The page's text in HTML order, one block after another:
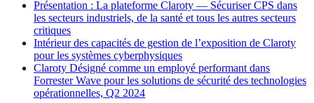
Présentation : La plateforme Claroty — Sécuriser CPS dans
les secteurs industriels, de la santé et tous les autres secteurs
critiques
Intérieur des capacités de gestion de l’exposition de Claroty
pour les systèmes cyberphysiques
Claroty Désigné comme un employé performant dans
Forrester Wave pour les solutions de sécurité des technologies
opérationnelles, Q2 2024